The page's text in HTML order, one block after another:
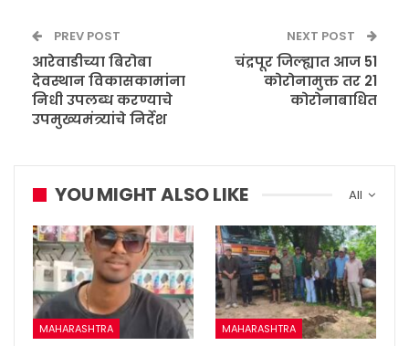
PREV POST
आरेवाडीच्या बिरोबा
देवस्थान विकासकामांना
निधी उपलब्ध करण्याचे
उपमुख्यमंत्र्यांचे निर्देश
NEXT POST
चंद्रपूर जिल्ह्यात आज 51
कोरोनामुक्त तर 21
कोरोनाबाधित
All
YOU MIGHT ALSO LIKE
MAHARASHTRA MAHARASHTRA